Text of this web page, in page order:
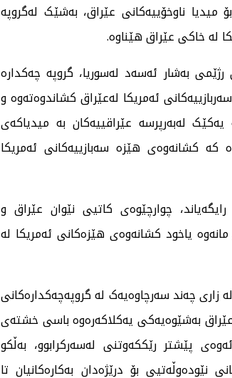
ناوخۆییەکانی عێراق، بەشێک لەگروپه‌
لە خاکی عێراق هێناوە.
بەشار ئەسەد لەسوریا، گروپه‌ چه‌كداره‌
ئەمریکا لەعێراق کشاندوه‌تەوە و
یەکێک لەبەرپرسە عێراقییەکان بە میدیاکەی
کە کشانەوەی هێزە سەبازییەکانی ئەمریکا
چوارچێوەی کاتیی نێوان عێراق‌ و
یاخود کشانەوەی هێزەکانی ئەمریکا لە
رۆیتەرز رۆژی 23ـی مانگی رابردوو لە زاری چەند سەرچاوەیەک لە گروپەچەکدارەکانی
عێراق بەشێوەیەکی یەکلاکەرەوە باسی خشتەی
پێشتر رێککەوتنی لەسەرکرابوو، بەڵکو
نێودەوڵەتیی بۆ درێژەدان بەکارەکانیان تا